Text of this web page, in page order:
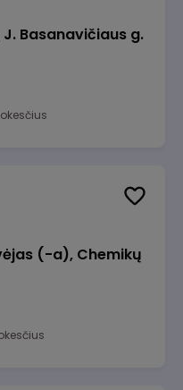
Basanavičiaus g.
(-a), Chemikų